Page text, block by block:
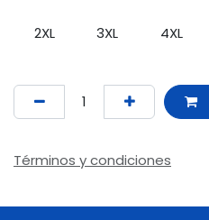
2XL 3XL 4XL
Términos y condiciones